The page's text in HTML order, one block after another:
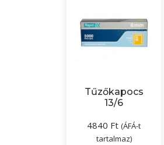
Tűzőkapocs
13/6
4840 Ft (ÁFÁ-t
tartalmaz)